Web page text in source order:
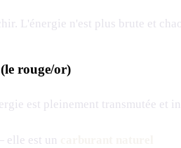
L'énergie n'est plus brute et
rouge/or)
est pleinement transmutée et
elle est un